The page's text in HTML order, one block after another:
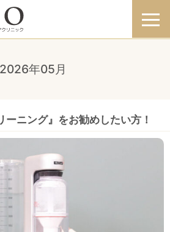
2026年05月
ーニング』をお勧めしたい方！